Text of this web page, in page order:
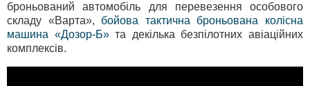
броньований автомобіль для перевезення особового
складу «Варта», бойова тактична броньована колісна
машина «Дозор-Б»та декілька безпілотних авіаційних
комплексів.